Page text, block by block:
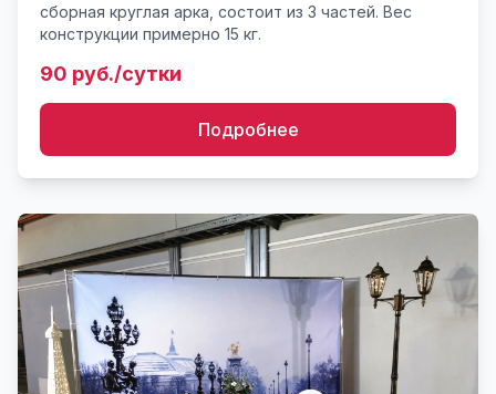
сборная круглая арка, состоит из 3 частей. Вес
конструкции примерно 15 кг.
90 руб./сутки
Подробнее